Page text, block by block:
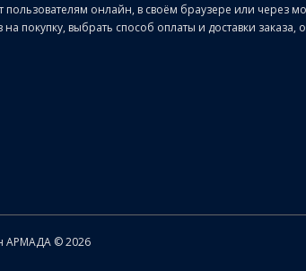
пользователям онлайн, в своём браузере или через
покупку, выбрать способ оплаты и доставки заказа,
АРМАДА © 2026